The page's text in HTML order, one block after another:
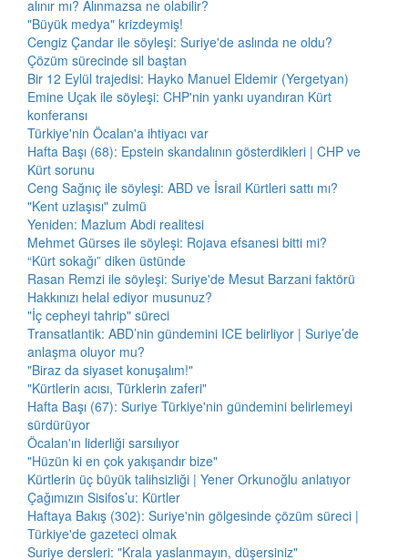
alınır mı? Alınmazsa ne olabilir?
"Büyük medya" krizdeymiş!
Cengiz Çandar ile söyleşi: Suriye'de aslında ne oldu?
Çözüm sürecinde sil baştan
Bir 12 Eylül trajedisi: Hayko Manuel Eldemir (Yergetyan)
Emine Uçak ile söyleşi: CHP'nin yankı uyandıran Kürt
konferansı
Türkiye'nin Öcalan'a ihtiyacı var
Hafta Başı (68): Epstein skandalının gösterdikleri | CHP ve
Kürt sorunu
Ceng Sağnıç ile söyleşi: ABD ve İsrail Kürtleri sattı mı?
"Kent uzlaşısı" zulmü
Yeniden: Mazlum Abdi realitesi
Mehmet Gürses ile söyleşi: Rojava efsanesi bitti mi?
“Kürt sokağı” diken üstünde
Rasan Remzi ile söyleşi: Suriye'de Mesut Barzani faktörü
Hakkınızı helal ediyor musunuz?
"İç cepheyi tahrip" süreci
Transatlantik: ABD’nin gündemini ICE belirliyor | Suriye’de
anlaşma oluyor mu?
"Biraz da siyaset konuşalım!"
"Kürtlerin acısı, Türklerin zaferi"
Hafta Başı (67): Suriye Türkiye'nin gündemini belirlemeyi
sürdürüyor
Öcalan'ın liderliği sarsılıyor
"Hüzün ki en çok yakışandır bize"
Kürtlerin üç büyük talihsizliği | Yener Orkunoğlu anlatıyor
Çağımızın Sisifos’u: Kürtler
Haftaya Bakış (302): Suriye'nin gölgesinde çözüm süreci |
Türkiye'de gazeteci olmak
Suriye dersleri: "Krala yaslanmayın, düşersiniz"